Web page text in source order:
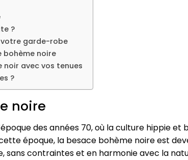
?
votre garde-robe
bohème noire
avec vos tenues
?
noire
des années 70, où la culture hippie
époque, la besace bohème noire est
sans contraintes et en harmonie avec la